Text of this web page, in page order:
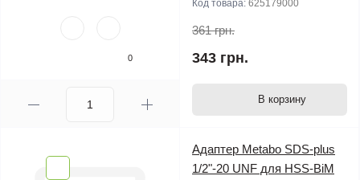
0
Код товара: 625179000
361 грн.
343 грн.
В корзину
Адаптер Metabo SDS-plus
1/2"-20 UNF для HSS-BiM